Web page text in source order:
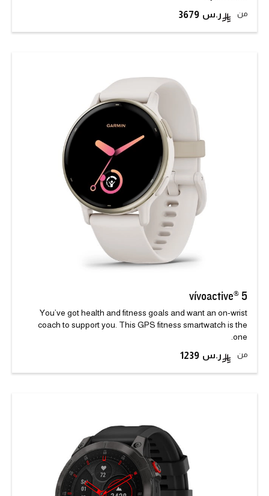
من 3679
vívoactive® 5
You’ve got health and fitness goals and want an on-wrist
coach to support you. This GPS fitness smartwatch is the
one.
من 1239